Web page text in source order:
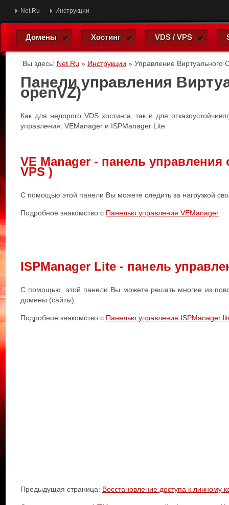
Net.Ru Инструкции
Домены Хостинг VDS / VPS
Вы здесь: Net.Ru » Инструкции » Управление Виртуального
Панели управления
openVZ)
Как для недорого VDS хостинга, так и для
управления: VEManager и ISPManager Lite
VЕ Manager - панель
VPS )
С помощью этой панели Вы можете следить за нагрузкой
Подробное знакомство с Панелью управления VEManager
ISPManager Lite - панель
С помощью, этой панели Вы можете решать многие из
домены (сайты).
Подробное знакомство с Панелью управления ISPManager
Предыдущая страница: Восстановление доступа к личному